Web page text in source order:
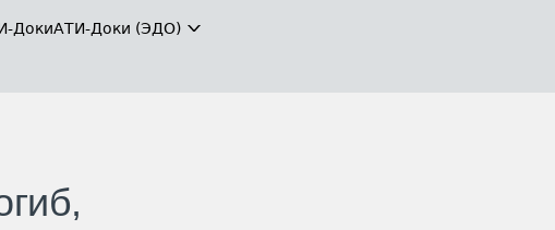
ДокиАТИ-Доки (ЭДО)